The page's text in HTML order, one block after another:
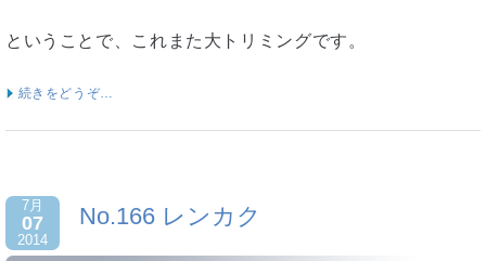
ということで、これまた大トリミングです。
続きをどうぞ…
7月
07
2014
No.166 レンカク